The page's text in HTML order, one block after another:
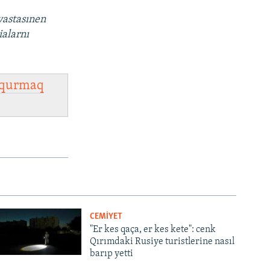
CEMİYET
"Er kes qaça, er kes kete": cenk
Qırımdaki Rusiye turistlerine nasıl
barıp yetti